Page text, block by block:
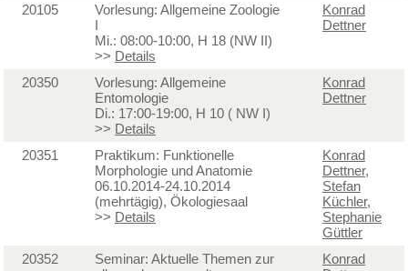
20105
Vorlesung: Allgemeine Zoologie
I
Mi.: 08:00-10:00, H 18 (NW II)
>> Details
Konrad
Dettner
20350
Vorlesung: Allgemeine
Entomologie
Di.: 17:00-19:00, H 10 ( NW I)
>> Details
Konrad
Dettner
20351
Praktikum: Funktionelle
Morphologie und Anatomie
06.10.2014-24.10.2014
(mehrtägig), Ökologiesaal
>> Details
Konrad
Dettner,
Stefan
Küchler,
Stephanie
Güttler
20352
Seminar: Aktuelle Themen zur
Konrad